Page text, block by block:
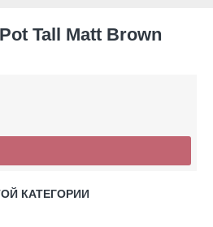
Tall Matt Brown
КАТЕГОРИИ